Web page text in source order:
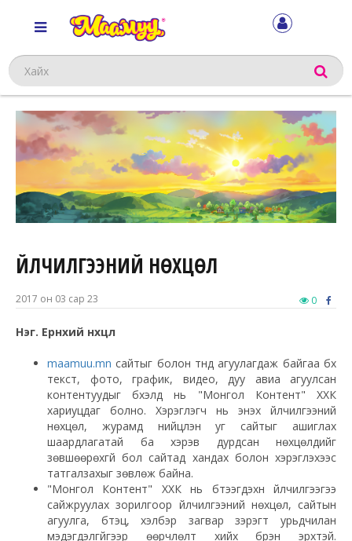
Хайх
ҮЙЛЧИЛГЭЭНИЙ НӨХЦӨЛ
2017 он 03 сар 23 0
Нэг. Ерөнхий нөхцөл
maamuu.mn сайтыг болон түүнд агуулагдаж байгаа бүх
текст, фото, график, видео, дуу авиа агуулсан
контентуудыг бүхэлд нь "Монгол Контент" ХХК
хариуцдаг болно. Хэрэглэгч нь энэхүү үйлчилгээний
нөхцөл, журамд нийцүүлэн уг сайтыг ашиглах
шаардлагатай ба хэрэв дурдсан нөхцөлүүдийг
зөвшөөрөхгүй бол сайтад хандах болон хэрэглэхээс
татгалзахыг зөвлөж байна.
"Монгол Контент" ХХК нь бүтээгдэхүүн үйлчилгээгээ
сайжруулах зорилгоор үйлчилгээний нөхцөл, сайтын
агуулга, бүтэц, хэлбэр загвар зэрэгт урьдчилан
мэдэгдэлгүйгээр өөрчлөлт хийх бүрэн эрхтэй.